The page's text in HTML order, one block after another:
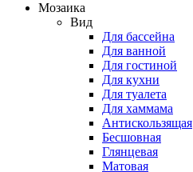
Мозаика
Вид
Для бассейна
Для ванной
Для гостиной
Для кухни
Для туалета
Для хаммама
Антискользящая
Бесшовная
Глянцевая
Матовая